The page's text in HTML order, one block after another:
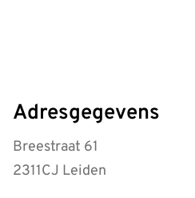
Adresgegevens
Breestraat 61
2311CJ Leiden